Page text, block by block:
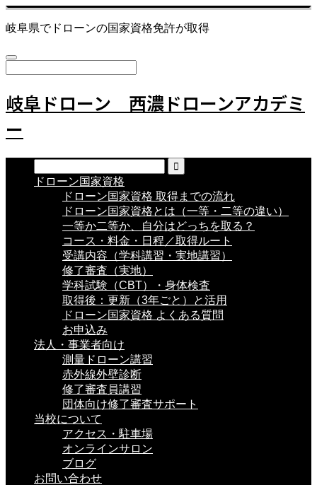
岐阜県でドローンの国家資格免許が取得
岐阜ドローン 西濃ドローンアカデミ
ー
ドローン国家資格
ドローン国家資格 取得までの流れ
ドローン国家資格とは（一等・二等の違い）
一等か二等か、自分はどっちを取る？
コース・料金・日程／取得ルート
受講内容（学科講習・実地講習）
修了審査（実地）
学科試験（CBT）・身体検査
取得後：更新（3年ごと）と活用
ドローン国家資格 よくある質問
お申込み
法人・事業者向け
測量ドローン講習
赤外線外壁診断
修了審査員講習
団体向け修了審査サポート
当校について
アクセス・駐車場
オンラインサロン
ブログ
お問い合わせ